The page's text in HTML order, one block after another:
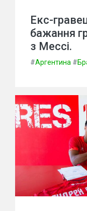
Екс-
бажання
з Мессі.
#Аргентина #